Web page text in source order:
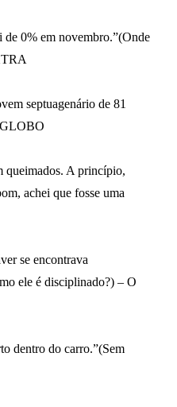
de 0% em novembro.”(Onde
septuagenário de 81
queimados. A princípio,
achei que fosse uma
se encontrava
ele é disciplinado?) – O
dentro do carro.”(Sem